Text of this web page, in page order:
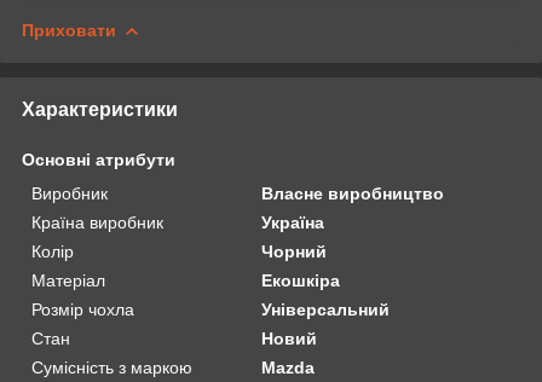
Приховати
Характеристики
Основні атрибути
Виробник
Власне виробництво
Країна виробник
Україна
Колір
Чорний
Матеріал
Екошкіра
Розмір чохла
Універсальний
Стан
Новий
Сумісність з маркою
Mazda